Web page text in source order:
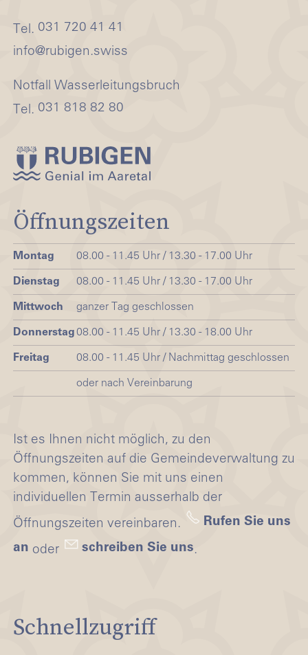
Tel. 031 720 41 41
nf
r b g n sw ss
Notfall Wasserleitungsbruch
Tel. 031 818 82 80
Öffnungszeiten
Montag 08.00 - 11.45 Uhr / 13.30 - 17.00 Uhr
Dienstag 08.00 - 11.45 Uhr / 13.30 - 17.00 Uhr
Mittwoch ganzer Tag geschlossen
Donnerstag08.00 - 11.45 Uhr / 13.30 - 18.00 Uhr
Freitag 08.00 - 11.45 Uhr / Nachmittag geschlossen
oder nach Vereinbarung
Ist es Ihnen nicht möglich, zu den
Öffnungszeiten auf die Gemeindeverwaltung zu
kommen, können Sie mit uns einen
individuellen Termin ausserhalb der
Öffnungszeiten vereinbaren.
Rufen Sie uns
an oder schreiben Sie uns.
Schnellzugriff